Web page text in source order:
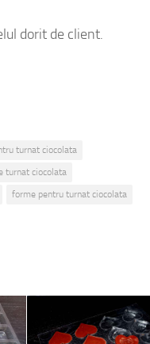
dorit de client.
turnat ciocolata
turnat ciocolata
forme pentru turnat ciocolata